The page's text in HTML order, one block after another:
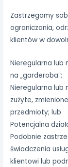
Zastrzegamy
ograniczania,
klientów w
Nieregularna lub
na „garderoba”;
Nieregularna lub
zużyte,
przedmioty; lub
Potencjalna
Podobnie
świadczenia
klientowi lub